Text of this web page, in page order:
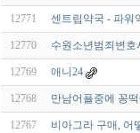
12771 센트립약국 - 파워
12770 수원소년범죄변호
12769 애니24
12768 만남어플중에 꽁
12767 비아그라 구매, 어